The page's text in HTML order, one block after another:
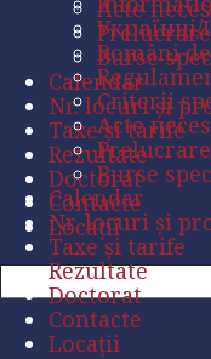
Acte
Burse
Calendar
Nr. locuri și
Taxe și tarife
Rezultate
Doctorat
Contacte
Locații
Români
Criterii
Acte
Burse
Calendar
Nr. locuri și
Taxe și tarife
Rezultate
Doctorat
Contacte
Locații